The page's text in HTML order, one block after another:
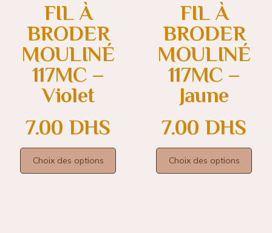
FIL À
BRODER
MOULINÉ
117MC –
Violet
7.00 DHS
Choix des options
FIL À
BRODER
MOULINÉ
117MC –
Jaune
7.00 DHS
Choix des options